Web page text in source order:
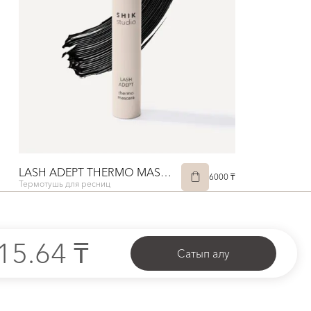
₸
LASH ADEPT THERMO MASCARA
Термотушь для ресниц
6000 ₸